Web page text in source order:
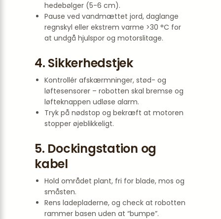
hedebølger (5-6 cm).
Pause ved vandmættet jord, daglange
regnskyl eller ekstrem varme >30 °C for
at undgå hjulspor og motorslitage.
4. Sikkerhedstjek
Kontrollér afskærmninger, stød- og
løfte­sensorer – robotten skal bremse og
løfteknappen udløse alarm.
Tryk på nødstop og bekræft at motoren
stopper øjeblikkeligt.
5. Dockingstation og
kabel
Hold området plant, fri for blade, mos og
småsten.
Rens ladepladerne, og check at robotten
rammer basen uden at “bumpe”.